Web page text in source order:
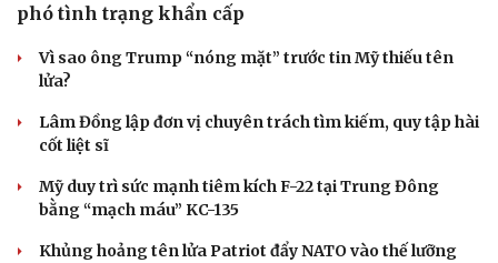
phó tình trạng khẩn cấp
Vì sao ông Trump “nóng mặt” trước tin Mỹ thiếu tên
lửa?
Lâm Đồng lập đơn vị chuyên trách tìm kiếm, quy tập hài
cốt liệt sĩ
Mỹ duy trì sức mạnh tiêm kích F-22 tại Trung Đông
bằng “mạch máu” KC-135
Khủng hoảng tên lửa Patriot đẩy NATO vào thế lưỡng